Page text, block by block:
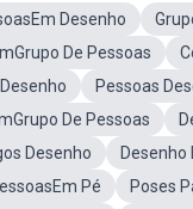
Desenho
De Pessoas
Pessoas
De Pessoas
Desenho
Desenho
Pé
Poses